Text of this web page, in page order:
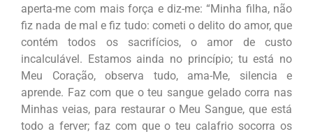
aperta-me com mais força e diz-me: “Minha filha, não
fiz nada de mal e fiz tudo: cometi o delito do amor, que
contém todos os sacrifícios, o amor de custo
incalculável. Estamos ainda no princípio; tu está no
Meu Coração, observa tudo, ama-Me, silencia e
aprende. Faz com que o teu sangue gelado corra nas
Minhas veias, para restaurar o Meu Sangue, que está
todo a ferver; faz com que o teu calafrio socorra os